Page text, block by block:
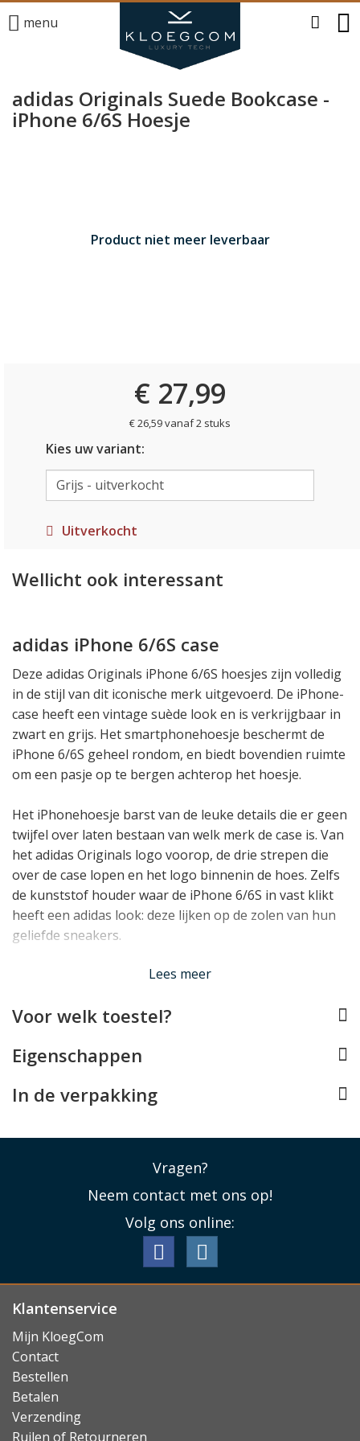
menu
adidas Originals Suede Bookcase -
iPhone 6/6S Hoesje
Product niet meer leverbaar
€ 27,99
€ 26,59 vanaf 2 stuks
Kies uw variant:
Uitverkocht
Wellicht ook interessant
adidas iPhone 6/6S case
Deze adidas Originals iPhone 6/6S hoesjes zijn volledig
in de stijl van dit iconische merk uitgevoerd. De iPhone-
case heeft een vintage suède look en is verkrijgbaar in
zwart en grijs. Het smartphonehoesje beschermt de
iPhone 6/6S geheel rondom, en biedt bovendien ruimte
om een pasje op te bergen achterop het hoesje.
Het iPhonehoesje barst van de leuke details die er geen
twijfel over laten bestaan van welk merk de case is. Van
het adidas Originals logo voorop, de drie strepen die
over de case lopen en het logo binnenin de hoes. Zelfs
de kunststof houder waar de iPhone 6/6S in vast klikt
heeft een adidas look: deze lijken op de zolen van hun
geliefde sneakers.
Lees minder
Lees meer
Voor welk toestel?
Eigenschappen
In de verpakking
Vragen?
Neem contact met ons op!
Volg ons online:
Klantenservice
Mijn KloegCom
Contact
Bestellen
Betalen
Verzending
Ruilen of Retourneren